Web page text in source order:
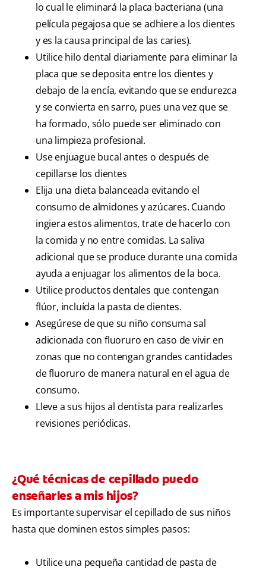
lo cual le eliminará la placa bacteriana (una
película pegajosa que se adhiere a los dientes
y es la causa principal de las caries).
Utilice hilo dental diariamente para eliminar la
placa que se deposita entre los dientes y
debajo de la encía, evitando que se endurezca
y se convierta en sarro, pues una vez que se
ha formado, sólo puede ser eliminado con
una limpieza profesional.
Use enjuague bucal antes o después de
cepillarse los dientes
Elija una dieta balanceada evitando el
consumo de almidones y azúcares. Cuando
ingiera estos alimentos, trate de hacerlo con
la comida y no entre comidas. La saliva
adicional que se produce durante una comida
ayuda a enjuagar los alimentos de la boca.
Utilice productos dentales que contengan
flúor, incluída la pasta de dientes.
Asegúrese de que su niño consuma sal
adicionada con fluoruro en caso de vivir en
zonas que no contengan grandes cantidades
de fluoruro de manera natural en el agua de
consumo.
Lleve a sus hijos al dentista para realizarles
revisiones periódicas.
¿Qué técnicas de cepillado puedo
enseñarles a mis hijos?
Es importante supervisar el cepillado de sus niños
hasta que dominen estos simples pasos:
Utilice una pequeña cantidad de pasta de